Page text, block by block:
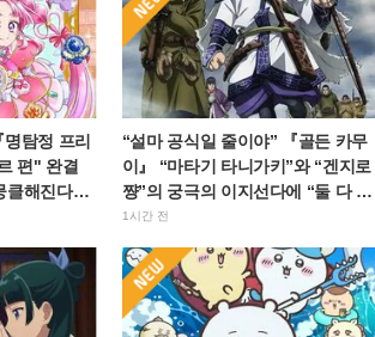
탐정 프리
편" 완결
클해진다",
다"
“설마 공식일 줄이야” 『골든 카무
이』 “마타기 타니가키”와 “겐지로
쨩”의 궁극의 이지선다에 “둘 다 좋
다” 반응 폭발
1시간 전